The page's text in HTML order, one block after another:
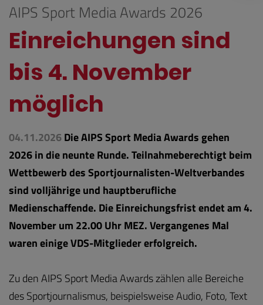
AIPS Sport Media Awards 2026
Einreichungen sind
bis 4. November
möglich
04.11.2026Die AIPS Sport Media Awards gehen
2026 in die neunte Runde. Teilnahmeberechtigt beim
Wettbewerb des Sportjournalisten-Weltverbandes
sind volljährige und hauptberufliche
Medienschaffende. Die Einreichungsfrist endet am 4.
November um 22.00 Uhr MEZ. Vergangenes Mal
waren einige VDS-Mitglieder erfolgreich.
Zu den AIPS Sport Media Awards zählen alle Bereiche
des Sportjournalismus, beispielsweise Audio, Foto, Text